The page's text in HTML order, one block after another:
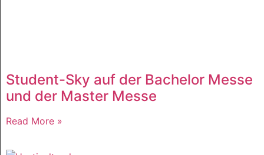
Student-Sky auf der Bachelor Messe
und der Master Messe
Read More »